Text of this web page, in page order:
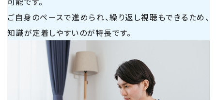
ご自身のペースで進められ、繰り返し視聴もできるため、
知識が定着しやすいのが特長です。